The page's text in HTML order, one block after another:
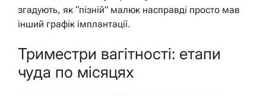
згадують, як “пізній” малюк насправді просто мав
інший графік імплантації.
Триместри вагітності: етапи
чуда по місяцях